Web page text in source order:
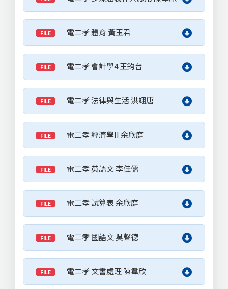
FILE 電二孝 體育 黃玉君
FILE 電二孝 會計學4 王鈞台
FILE 電二孝 法律與生活 洪翊唐
FILE 電二孝 經濟學II 余欣庭
FILE 電二孝 英語文 李佳儒
FILE 電二孝 試算表 余欣庭
FILE 電二孝 國語文 吳聲德
FILE 電二孝 文書處理 陳韋欣